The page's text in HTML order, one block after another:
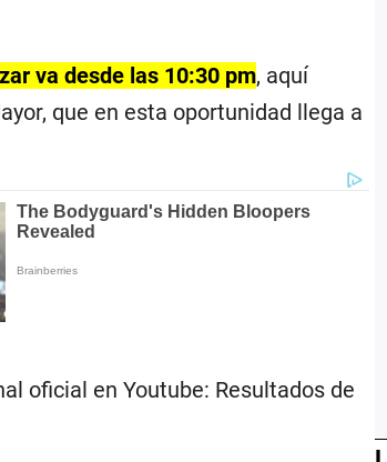
va desde las 10:30 pm, aquí
que en esta oportunidad llega a
oficial en Youtube: Resultados de